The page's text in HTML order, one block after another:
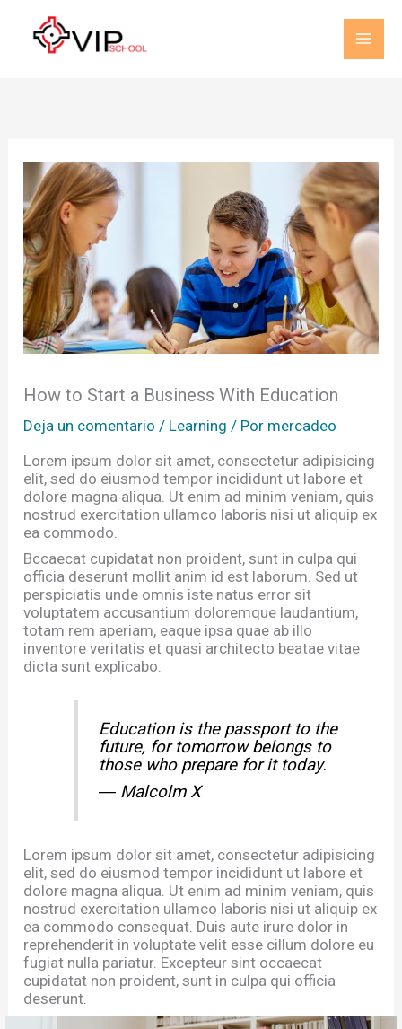
contenido
How to Start a Business With Education
Deja un comentario / Learning / Por mercadeo
Lorem ipsum dolor sit amet, consectetur adipisicing
elit, sed do eiusmod tempor incididunt ut labore et
dolore magna aliqua. Ut enim ad minim veniam, quis
nostrud exercitation ullamco laboris nisi ut aliquip ex
ea commodo.
Bccaecat cupidatat non proident, sunt in culpa qui
officia deserunt mollit anim id est laborum. Sed ut
perspiciatis unde omnis iste natus error sit
voluptatem accusantium doloremque laudantium,
totam rem aperiam, eaque ipsa quae ab illo
inventore veritatis et quasi architecto beatae vitae
dicta sunt explicabo.
Education is the passport to the
future, for tomorrow belongs to
those who prepare for it today.
― Malcolm X
Lorem ipsum dolor sit amet, consectetur adipisicing
elit, sed do eiusmod tempor incididunt ut labore et
dolore magna aliqua. Ut enim ad minim veniam, quis
nostrud exercitation ullamco laboris nisi ut aliquip ex
ea commodo consequat. Duis aute irure dolor in
reprehenderit in voluptate velit esse cillum dolore eu
fugiat nulla pariatur. Excepteur sint occaecat
cupidatat non proident, sunt in culpa qui officia
deserunt.